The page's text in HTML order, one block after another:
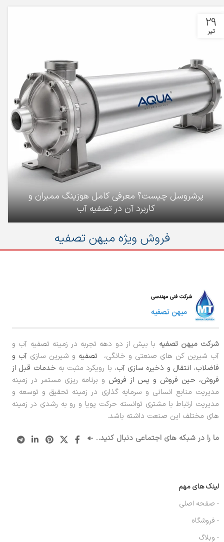
29
تیر
پرشروسل چیست؟ معرفی کامل هوزینگ ممبران و
کاربرد آن در تصفیه آب
فروش ویژه میهن تصفیه
شرکت میهن تصفیه با بیش از دو دهه تجربه در زمینه تصفیه آب و
آب شیرین کن های صنعتی و خانگی،
تصفیه و شیرین سازی آب و
فاضلاب، انتقال و ذخیره سازی آب، با رویکرد مثبت به خدمات قبل از
فروش، حین فروش و پس از فروش و برنامه ریزی مستمر در زمینه
مدیریت منابع انسانی و سرمایه گذاری در زمینه تحقیق و توسعه و
مدیریت ارتباط با مشتری توانسته حرکت پویا و رو به رشدی در زمینه
های مختلف این صنعت داشته باشد.
ما را در شبکه های اجتماعی دنبال کنید...
لینک های مهم
- صفحه اصلی
- فروشگاه
- وبلاگ